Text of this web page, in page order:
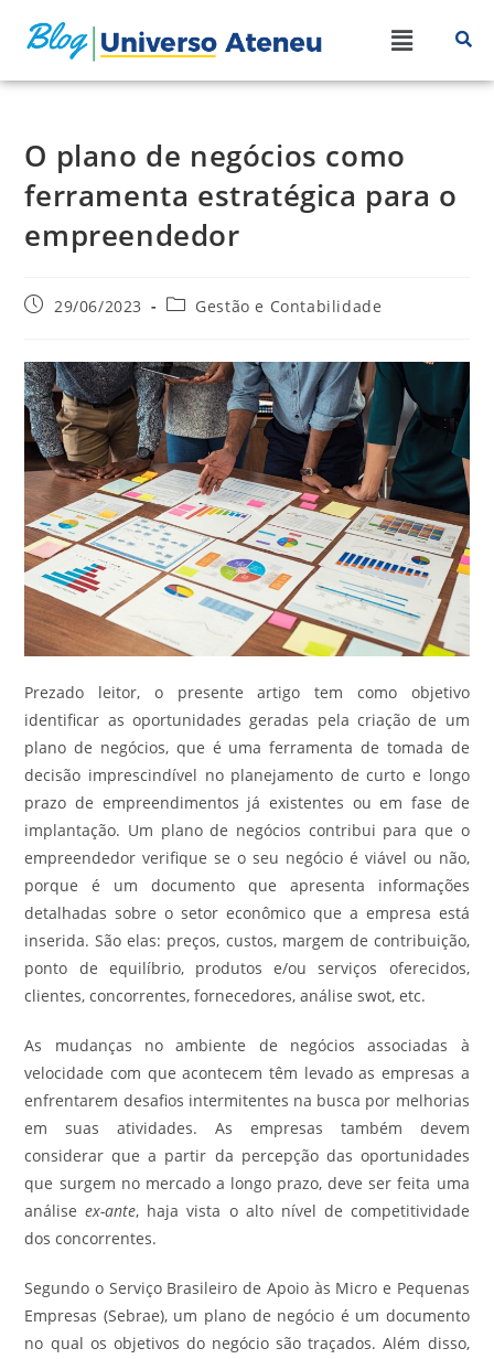
O plano de negócios como
ferramenta estratégica para o
empreendedor
29/06/2023 Gestão e Contabilidade
Prezado leitor, o presente artigo tem como objetivo
identificar as oportunidades geradas pela criação de um
plano de negócios, que é uma ferramenta de tomada de
decisão imprescindível no planejamento de curto e longo
prazo de empreendimentos já existentes ou em fase de
implantação. Um plano de negócios contribui para que o
empreendedor verifique se o seu negócio é viável ou não,
porque é um documento que apresenta informações
detalhadas sobre o setor econômico que a empresa está
inserida. São elas: preços, custos, margem de contribuição,
ponto de equilíbrio, produtos e/ou serviços oferecidos,
clientes, concorrentes, fornecedores, análise swot, etc.
As mudanças no ambiente de negócios associadas à
velocidade com que acontecem têm levado as empresas a
enfrentarem desafios intermitentes na busca por melhorias
em suas atividades. As empresas também devem
considerar que a partir da percepção das oportunidades
que surgem no mercado a longo prazo, deve ser feita uma
análiseex-ante, haja vista o alto nível de competitividade
dos concorrentes.
Segundo o Serviço Brasileiro de Apoio às Micro e Pequenas
Empresas (Sebrae), um plano de negócio é um documento
no qual os objetivos do negócio são traçados. Além disso,